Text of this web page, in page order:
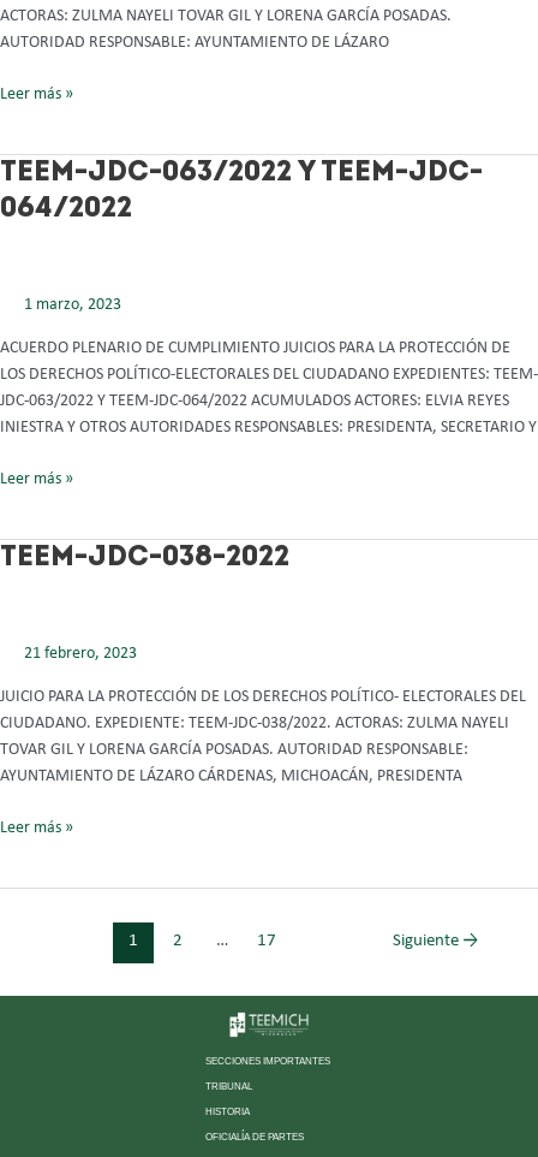
ACTORAS: ZULMA NAYELI TOVAR GIL Y LORENA GARCÍA POSADAS.
AUTORIDAD RESPONSABLE: AYUNTAMIENTO DE LÁZARO
Leer más »
TEEM-JDC-063/2022 Y TEEM-JDC-
064/2022
1 marzo, 2023
ACUERDO PLENARIO DE CUMPLIMIENTO JUICIOS PARA LA PROTECCIÓN DE
LOS DERECHOS POLÍTICO-ELECTORALES DEL CIUDADANO EXPEDIENTES: TEEM-
JDC-063/2022 Y TEEM-JDC-064/2022 ACUMULADOS ACTORES: ELVIA REYES
INIESTRA Y OTROS AUTORIDADES RESPONSABLES: PRESIDENTA, SECRETARIO Y
TEEM-
JDC-
063/2022
JDC-
Leer más »
TEEM-JDC-038-2022
21 febrero, 2023
JUICIO PARA LA PROTECCIÓN DE LOS DERECHOS POLÍTICO- ELECTORALES DEL
CIUDADANO. EXPEDIENTE: TEEM-JDC-038/2022. ACTORAS: ZULMA NAYELI
TOVAR GIL Y LORENA GARCÍA POSADAS. AUTORIDAD RESPONSABLE:
AYUNTAMIENTO DE LÁZARO CÁRDENAS, MICHOACÁN, PRESIDENTA
TEEM-
Leer más »
1 2 … 17 Siguiente →
SECCIONES IMPORTANTES
TRIBUNAL
HISTORIA
OFICIALÍA DE PARTES